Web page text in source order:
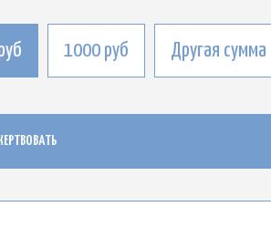
1000 руб Другая сумма